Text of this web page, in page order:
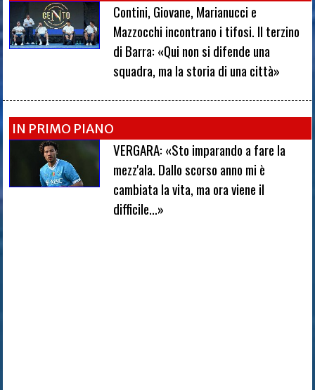
Contini, Giovane, Marianucci e
Mazzocchi incontrano i tifosi. Il terzino
di Barra: «Qui non si difende una
squadra, ma la storia di una città»
IN PRIMO PIANO
VERGARA: «Sto imparando a fare la
mezz'ala. Dallo scorso anno mi è
cambiata la vita, ma ora viene il
difficile...»